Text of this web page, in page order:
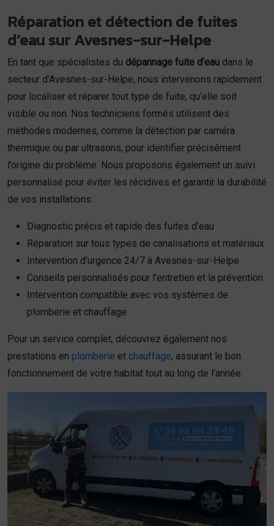
Réparation et détection de fuites
d’eau sur Avesnes-sur-Helpe
En tant que spécialistes du dépannage fuite d’eau dans le
secteur d’Avesnes-sur-Helpe, nous intervenons rapidement
pour localiser et réparer tout type de fuite, qu’elle soit
visible ou non. Nos techniciens formés utilisent des
méthodes modernes, comme la détection par caméra
thermique ou par ultrasons, pour identifier précisément
l’origine du problème. Nous proposons également un suivi
personnalisé pour éviter les récidives et garantir la durabilité
de vos installations.
Diagnostic précis et rapide des fuites d’eau
Réparation sur tous types de canalisations et matériaux
Intervention d’urgence 24/7 à Avesnes-sur-Helpe
Conseils personnalisés pour l’entretien et la prévention
Intervention compatible avec vos systèmes de
plomberie et chauffage
Pour un service complet, découvrez également nos
prestations en plomberie et chauffage, assurant le bon
fonctionnement de votre habitat tout au long de l’année.